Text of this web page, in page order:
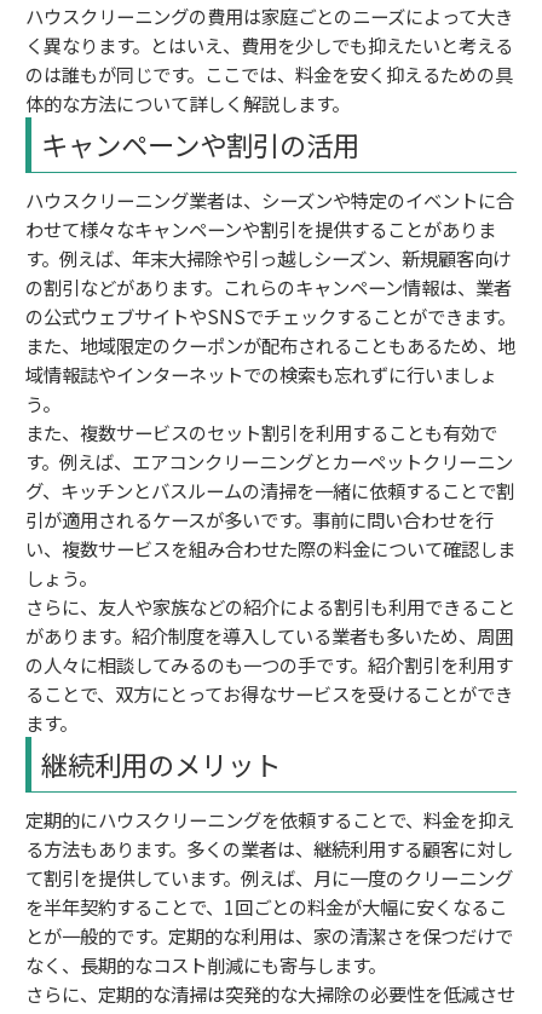
ハウスクリーニングの費用は家庭ごとのニーズによって大き
く異なります。とはいえ、費用を少しでも抑えたいと考える
のは誰もが同じです。ここでは、料金を安く抑えるための具
体的な方法について詳しく解説します。
キャンペーンや割引の活用
ハウスクリーニング業者は、シーズンや特定のイベントに合
わせて様々なキャンペーンや割引を提供することがありま
す。例えば、年末大掃除や引っ越しシーズン、新規顧客向け
の割引などがあります。これらのキャンペーン情報は、業者
の公式ウェブサイトやSNSでチェックすることができます。
また、地域限定のクーポンが配布されることもあるため、地
域情報誌やインターネットでの検索も忘れずに行いましょ
う。
また、複数サービスのセット割引を利用することも有効で
す。例えば、エアコンクリーニングとカーペットクリーニン
グ、キッチンとバスルームの清掃を一緒に依頼することで割
引が適用されるケースが多いです。事前に問い合わせを行
い、複数サービスを組み合わせた際の料金について確認しま
しょう。
さらに、友人や家族などの紹介による割引も利用できること
があります。紹介制度を導入している業者も多いため、周囲
の人々に相談してみるのも一つの手です。紹介割引を利用す
ることで、双方にとってお得なサービスを受けることができ
ます。
継続利用のメリット
定期的にハウスクリーニングを依頼することで、料金を抑え
る方法もあります。多くの業者は、継続利用する顧客に対し
て割引を提供しています。例えば、月に一度のクリーニング
を半年契約することで、1回ごとの料金が大幅に安くなるこ
とが一般的です。定期的な利用は、家の清潔さを保つだけで
なく、長期的なコスト削減にも寄与します。
さらに、定期的な清掃は突発的な大掃除の必要性を低減させ